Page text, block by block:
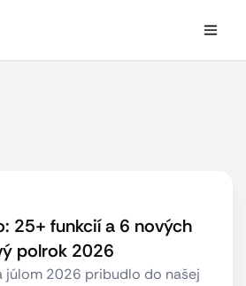
25+ funkcií a 6 nových
polrok 2026
júlom 2026 pribudlo do našej